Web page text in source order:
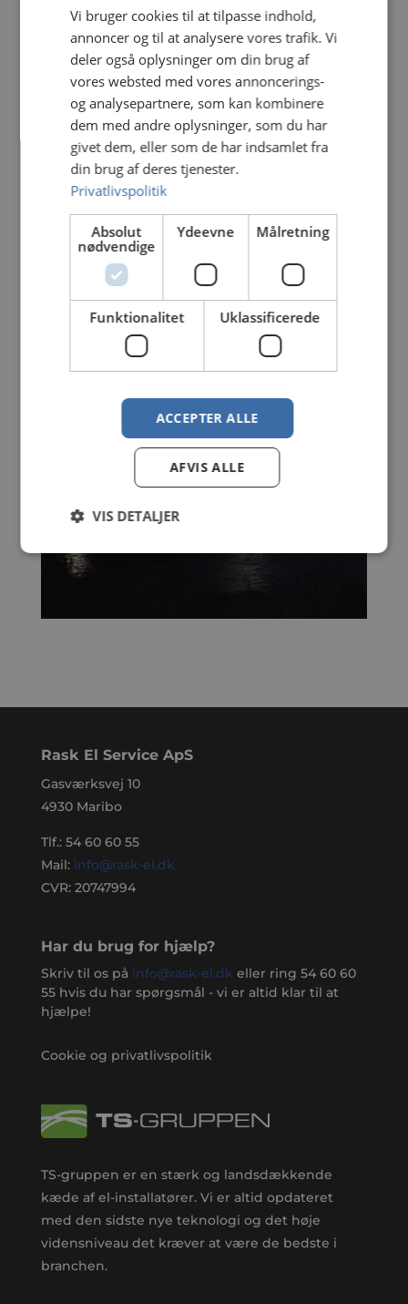
Rask El Service ApS
Gasværksvej 10
4930 Maribo
Tlf.: 54 60 60 55
Mail: info@rask-el.dk
CVR: 20747994
Har du brug for hjælp?
Skriv til os på info@rask-el.dk eller ring 54 60 60
55hvis du har spørgsmål - vi er altid klar til at
hjælpe!
Cookie og privatlivspolitik
TS-gruppen er en stærk og landsdækkende
kæde af el-installatører. Vi er altid opdateret
med den sidste nye teknologi og det høje
vidensniveau det kræver at være de bedste i
branchen.
Vi bruger cookies til at tilpasse indhold,
annoncer og til at analysere vores trafik. Vi
deler også oplysninger om din brug af
vores websted med vores annoncerings-
og analysepartnere, som kan kombinere
dem med andre oplysninger, som du har
givet dem, eller som de har indsamlet fra
din brug af deres tjenester.
Privatlivspolitik
Absolut
nødvendige
Ydeevne Målretning
Funktionalitet Uklassificerede
ACCEPTER ALLE
AFVIS ALLE
VIS DETALJER